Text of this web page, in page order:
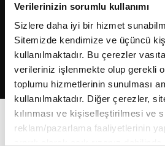
Verilerinizin sorumlu kullanımı
Sizlere daha iyi bir hizmet
Sitemizde kendimize ve üçüncü
kullanılmaktadır. Bu çerezler
verileriniz işlenmekte olup gerekli
toplumu hizmetlerinin sunulması
kullanılmaktadır. Diğer çerezler,
kılınması ve kişiselleştirilmesi ve
reklam/pazarlama faaliyetlerinin
2026Fikriyat. Tüm hakları saklıdır.